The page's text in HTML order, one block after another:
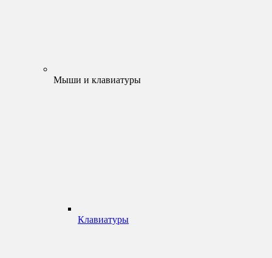
Мыши и клавиатуры
Клавиатуры